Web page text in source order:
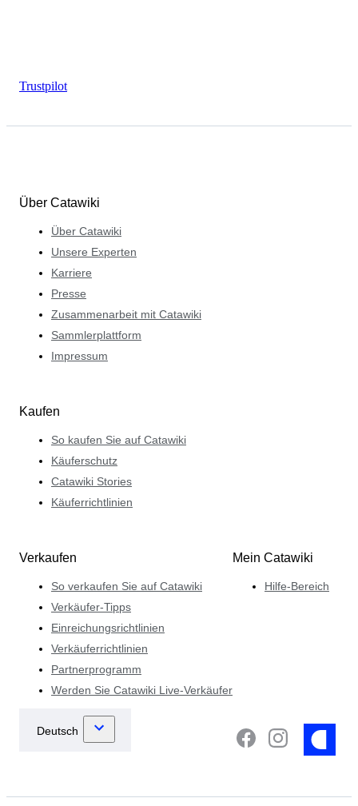
Trustpilot
Über Catawiki
Über Catawiki
Unsere Experten
Karriere
Presse
Zusammenarbeit mit Catawiki
Sammlerplattform
Impressum
Kaufen
So kaufen Sie auf Catawiki
Käuferschutz
Catawiki Stories
Käuferrichtlinien
Verkaufen
So verkaufen Sie auf Catawiki
Verkäufer-Tipps
Einreichungsrichtlinien
Verkäuferrichtlinien
Partnerprogramm
Werden Sie Catawiki Live-Verkäufer
Mein Catawiki
Hilfe-Bereich